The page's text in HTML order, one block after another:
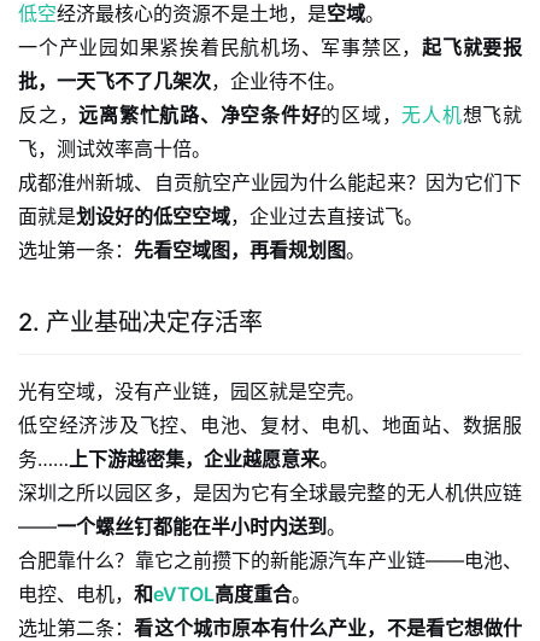
低空经济最核心的资源不是土地，是空域。
一个产业园如果紧挨着民航机场、军事禁区， 起飞就要报
批，一天飞不了几架次，企业待不住。
反之，远离繁忙航路、净空条件好的区域，无人机想飞就
飞，测试效率高十倍。
成都淮州新城、自贡航空产业园为什么能起来？因为它们下
面就是划设好的低空空域，企业过去直接试飞。
选址第一条： 先看空域图，再看规划图。
2. 产业基础决定存活率
光有空域，没有产业链，园区就是空壳。
低空经济涉及飞控、电池、复材、电机、地面站、数据服
务……上下游越密集，企业越愿意来。
深圳之所以园区多，是因为它有全球最完整的无人机供应链
——一个螺丝钉都能在半小时内送到。
合肥靠什么？靠它之前攒下的新能源汽车产业链——电池、
电控、电机， 和eVTOL高度重合。
选址第二条：看这个城市原本有什么产业，不是看它想做什